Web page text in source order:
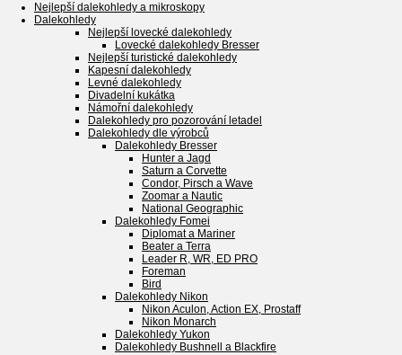
Nejlepší dalekohledy a mikroskopy
Dalekohledy
Nejlepší lovecké dalekohledy
Lovecké dalekohledy Bresser
Nejlepší turistické dalekohledy
Kapesní dalekohledy
Levné dalekohledy
Divadelní kukátka
Námořní dalekohledy
Dalekohledy pro pozorování letadel
Dalekohledy dle výrobců
Dalekohledy Bresser
Hunter a Jagd
Saturn a Corvette
Condor, Pirsch a Wave
Zoomar a Nautic
National Geographic
Dalekohledy Fomei
Diplomat a Mariner
Beater a Terra
Leader R, WR, ED PRO
Foreman
Bird
Dalekohledy Nikon
Nikon Aculon, Action EX, Prostaff
Nikon Monarch
Dalekohledy Yukon
Dalekohledy Bushnell a Blackfire